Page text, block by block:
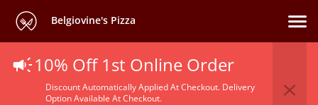
Belgiovine's Pizza
10% Off 1st Online Order
Discount Automatically Applied At Checkout. Delivery
Option Available At Checkout.